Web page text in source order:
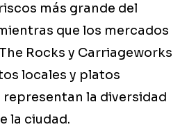
más grande del
que los mercados
Rocks y Carriageworks
locales y platos
la diversidad
la ciudad.